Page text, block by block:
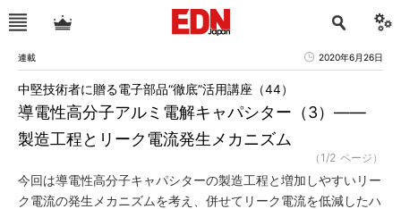
連載 2020年6月26日
導電性高分子アルミ電解キャパシター（3）――
製造工程とリーク電流発生メカニズム
中堅技術者に贈る電子部品“徹底”活用講座（44）
（1/2 ページ）
今回は導電性高分子キャパシターの製造工程と増加しやすいリー
ク電流の発生メカニズムを考え、併せてリーク電流を低減したハ